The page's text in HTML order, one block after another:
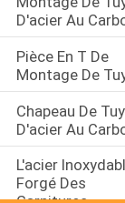
D'acier Au
Pièce En T De
Montage De
Chapeau De
D'acier Au
L'acier
Forgé Des